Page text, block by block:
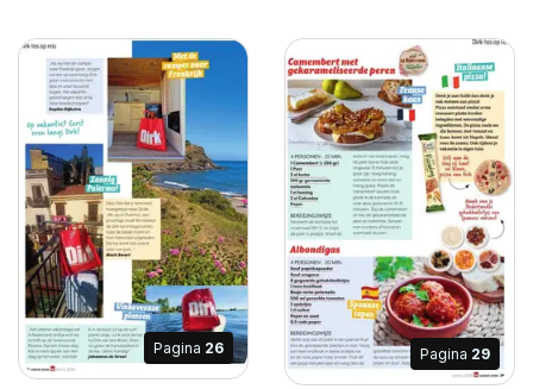
Pagina 26 Pagina 29